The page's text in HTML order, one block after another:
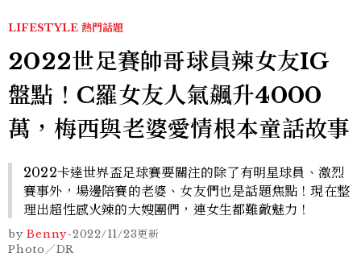
LIFESTYLE 熱門話題
2022世足賽帥哥球員辣女友IG
盤點！C羅女友人氣飆升4000
萬，梅西與老婆愛情根本童話故事
2022卡達世界盃足球賽要關注的除了有明星球員、激烈
賽事外，場邊陪賽的老婆、女友們也是話題焦點！現在整
理出超性感火辣的大嫂團們，連女生都難敵魅力！
by Benny-2022/11/23更新
Photo／DR